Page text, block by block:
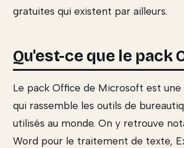
gratuites qui existent par ailleurs.
Qu'est-ce que le pack
Le pack Office de Microsoft est une
qui rassemble les outils de
utilisés au monde. On y retrouve
Word pour le traitement de texte,